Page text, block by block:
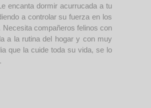
encanta dormir acurrucada a tu
a controlar su fuerza en los
compañeros felinos con
a la rutina del hogar y con muy
que la cuide toda su vida, se lo